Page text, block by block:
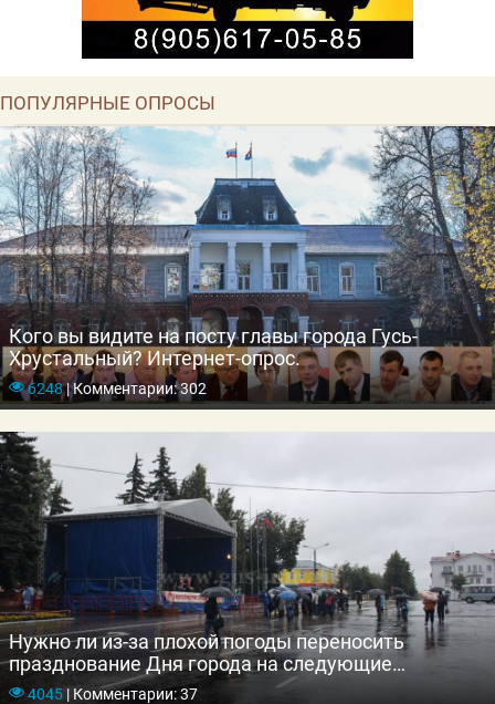
ПОПУЛЯРНЫЕ ОПРОСЫ
Кого вы видите на посту главы города Гусь-
Хрустальный? Интернет-опрос.
6248|Комментарии: 302
Нужно ли из-за плохой погоды переносить
празднование Дня города на следующие
выходные?
4045 |Комментарии: 37